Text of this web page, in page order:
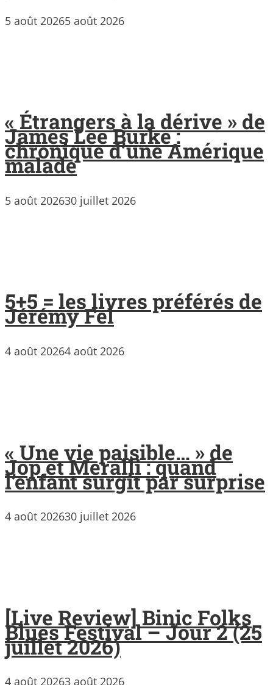
5 août 20265 août 2026
« Étrangers à la dérive » de
James Lee Burke :
chronique d’une Amérique
malade
5 août 202630 juillet 2026
5+5 = les livres préférés de
Jérémy Fel
4 août 20264 août 2026
« Une vie paisible… » de
Jop et Meralli : quand
l’enfant surgit par surprise
4 août 202630 juillet 2026
[Live Review] Binic Folks
Blues Festival – Jour 2 (25
juillet 2026)
4 août 20263 août 2026